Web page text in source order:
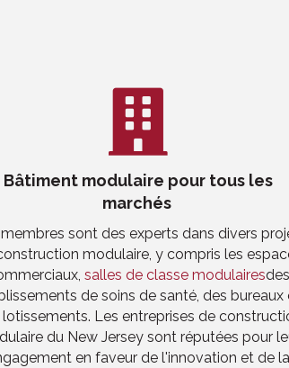
Bâtiment modulaire pour tous les
marchés
membres sont des experts dans divers
modulaire, y compris les
salles de classe modulairesdes
de soins de santé, des bureaux
Les entreprises de
du New Jersey sont réputées pour
en faveur de l'innovation et de la